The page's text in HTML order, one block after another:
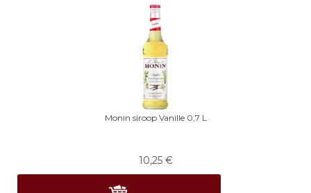
Monin siroop Vanille 0,7 L
10,25 €